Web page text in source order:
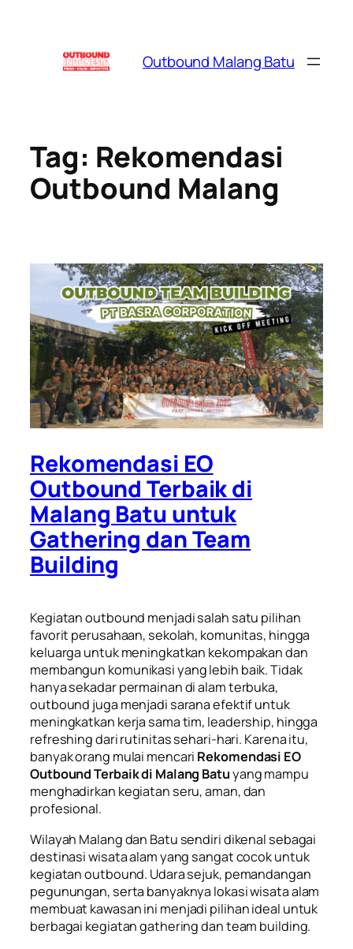
Outbound Malang Batu
Tag: Rekomendasi
Outbound Malang
Rekomendasi EO
Outbound Terbaik di
Malang Batu untuk
Gathering dan Team
Building
Kegiatan outbound menjadi salah satu pilihan
favorit perusahaan, sekolah, komunitas, hingga
keluarga untuk meningkatkan kekompakan dan
membangun komunikasi yang lebih baik. Tidak
hanya sekadar permainan di alam terbuka,
outbound juga menjadi sarana efektif untuk
meningkatkan kerja sama tim, leadership, hingga
refreshing dari rutinitas sehari-hari. Karena itu,
banyak orang mulai mencari Rekomendasi EO
Outbound Terbaik di Malang Batuyang mampu
menghadirkan kegiatan seru, aman, dan
profesional.
Wilayah Malang dan Batu sendiri dikenal sebagai
destinasi wisata alam yang sangat cocok untuk
kegiatan outbound. Udara sejuk, pemandangan
pegunungan, serta banyaknya lokasi wisata alam
membuat kawasan ini menjadi pilihan ideal untuk
berbagai kegiatan gathering dan team building.